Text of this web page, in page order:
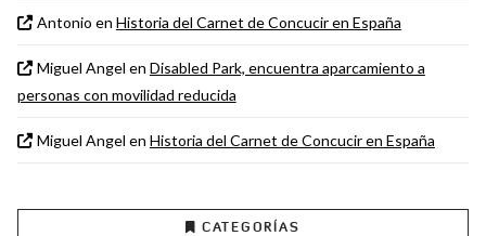
Antonio en Historia del Carnet de Concucir en España
Miguel Angel en Disabled Park, encuentra aparcamiento a
personas con movilidad reducida
Miguel Angel en Historia del Carnet de Concucir en España
CATEGORÍAS